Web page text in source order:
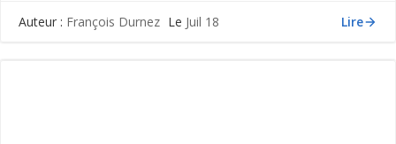
Auteur : François Durnez Le Juil 18 Lire